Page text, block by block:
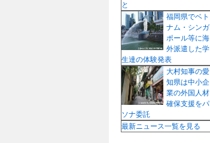
と
福岡県でベト
ナム・シンガ
ポール等に海
外派遣した学
生達の体験発表
大村知事の愛
知県は中小企
業の外国人材
確保支援をパ
ソナ委託
最新ニュース一覧を見る